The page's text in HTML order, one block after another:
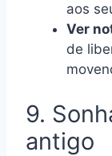
aos
Ver
de
9.
antigo